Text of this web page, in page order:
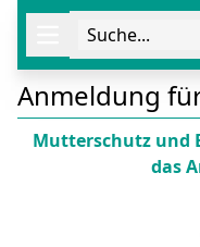
Öffne Navigation
Suche...
Anmeldung
Mutterschutz und
das